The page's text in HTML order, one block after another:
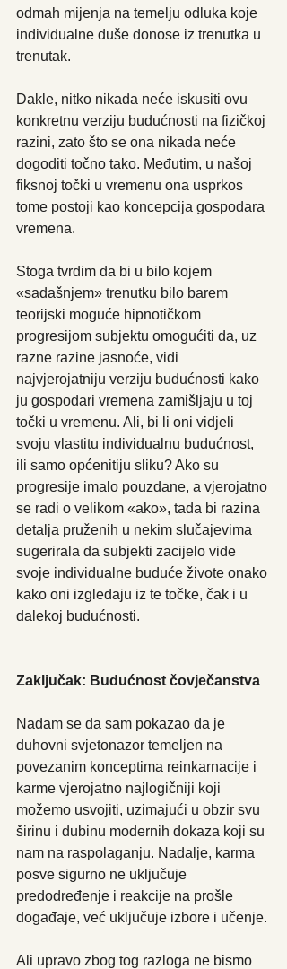
odmah mijenja na temelju odluka koje
individualne duše donose iz trenutka u
trenutak.
Dakle, nitko nikada neće iskusiti ovu
konkretnu verziju budućnosti na fizičkoj
razini, zato što se ona nikada neće
dogoditi točno tako. Međutim, u našoj
fiksnoj točki u vremenu ona usprkos
tome postoji kao koncepcija gospodara
vremena.
Stoga tvrdim da bi u bilo kojem
«sadašnjem» trenutku bilo barem
teorijski moguće hipnotičkom
progresijom subjektu omogućiti da, uz
razne razine jasnoće, vidi
najvjerojatniju verziju budućnosti kako
ju gospodari vremena zamišljaju u toj
točki u vremenu. Ali, bi li oni vidjeli
svoju vlastitu individualnu budućnost,
ili samo općenitiju sliku? Ako su
progresije imalo pouzdane, a vjerojatno
se radi o velikom «ako», tada bi razina
detalja pruženih u nekim slučajevima
sugerirala da subjekti zacijelo vide
svoje individualne buduće živote onako
kako oni izgledaju iz te točke, čak i u
dalekoj budućnosti.
Zaključak: Budućnost čovječanstva
Nadam se da sam pokazao da je
duhovni svjetonazor temeljen na
povezanim konceptima reinkarnacije i
karme vjerojatno najlogičniji koji
možemo usvojiti, uzimajući u obzir svu
širinu i dubinu modernih dokaza koji su
nam na raspolaganju. Nadalje, karma
posve sigurno ne uključuje
predodređenje i reakcije na prošle
događaje, već uključuje izbore i učenje.
Ali upravo zbog tog razloga ne bismo